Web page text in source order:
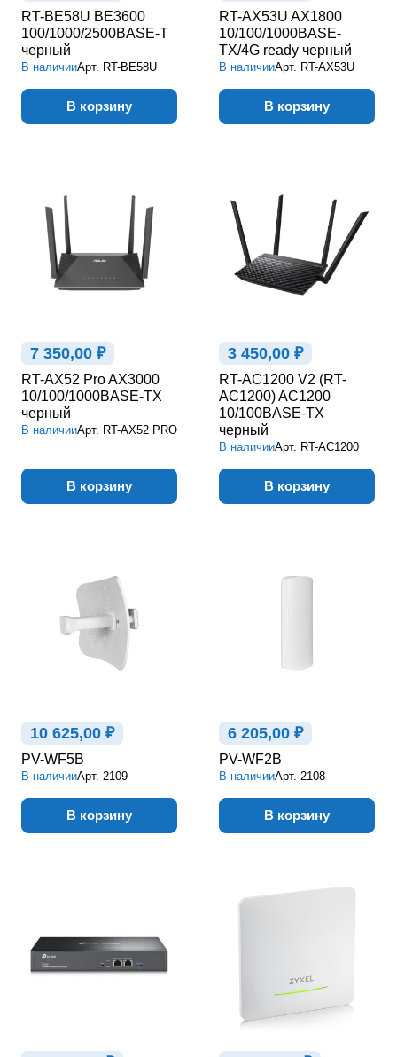
RT-BE58U BE3600
100/1000/2500BASE-T
черный
В наличииАрт. RT-BE58U
В корзину
RT-AX53U AX1800
10/100/1000BASE-
TX/4G ready черный
В наличииАрт. RT-AX53U
В корзину
7 350,00 ₽
RT-AX52 Pro AX3000
10/100/1000BASE-TX
черный
В наличииАрт. RT-AX52 PRO
В корзину
3 450,00 ₽
RT-AC1200 V2 (RT-
AC1200) AC1200
10/100BASE-TX
черный
В наличииАрт. RT-AC1200
В корзину
10 625,00 ₽
PV-WF5B
В наличииАрт. 2109
В корзину
6 205,00 ₽
PV-WF2B
В наличииАрт. 2108
В корзину